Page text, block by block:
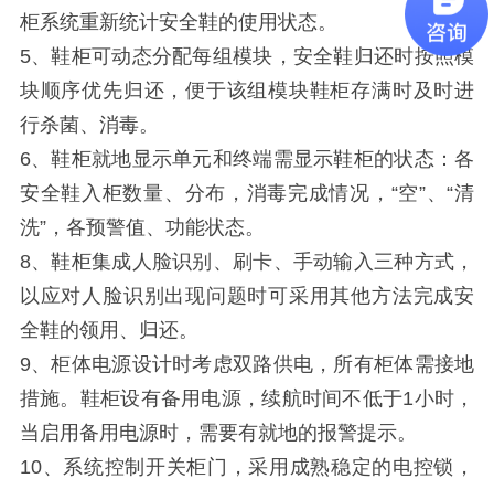
柜系统重新统计安全鞋的使用状态。
5、鞋柜可动态分配每组模块，安全鞋归还时按照模
块顺序优先归还，便于该组模块鞋柜存满时及时进
行杀菌、消毒。
6、鞋柜就地显示单元和终端需显示鞋柜的状态：各
安全鞋入柜数量、分布，消毒完成情况，“空”、“清
洗”，各预警值、功能状态。
8、鞋柜集成人脸识别、刷卡、手动输入三种方式，
以应对人脸识别出现问题时可采用其他方法完成安
全鞋的领用、归还。
9、柜体电源设计时考虑双路供电，所有柜体需接地
措施。鞋柜设有备用电源，续航时间不低于1小时，
当启用备用电源时，需要有就地的报警提示。
10、系统控制开关柜门，采用成熟稳定的电控锁，